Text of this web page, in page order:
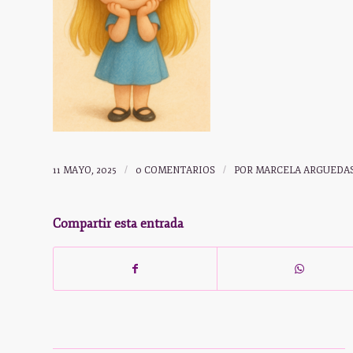
11 MAYO, 2025 / 0 COMENTARIOS / POR MARCELA
Compartir esta entrada